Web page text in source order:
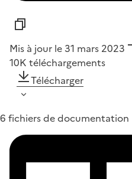
Mis à jour le 31 mars 2023
10K téléchargements
Télécharger
6 fichiers de documentation